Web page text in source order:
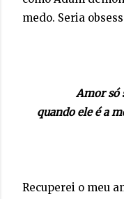
medo. Seria
quando ele é a
Recuperei o meu